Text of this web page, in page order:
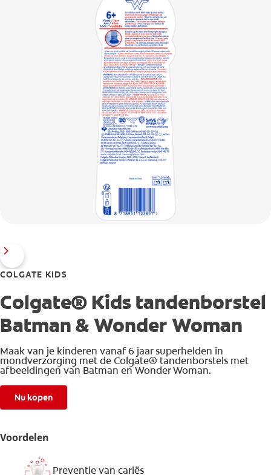
COLGATE KIDS
Colgate® Kids tandenborstel
Batman & Wonder Woman
Maak van je kinderen vanaf 6 jaar superhelden in
mondverzorging met de Colgate® tandenborstels met
afbeeldingen van Batman en Wonder Woman.
Nu kopen
Voordelen
Preventie van cariës